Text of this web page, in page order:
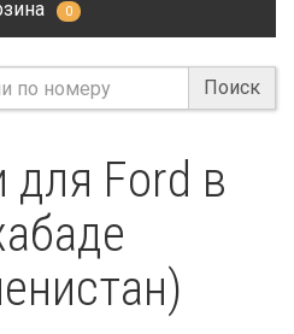
0
Поиск
для Ford в